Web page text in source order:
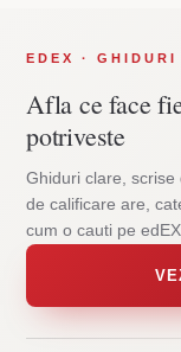
EDEX ·
Afla ce face
potriveste
Ghiduri clare, scrise
de calificare are,
cum o cauti pe